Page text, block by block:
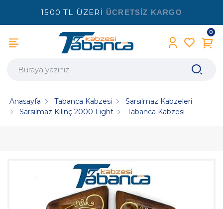
1500 TL ÜZERİ ÜCRETSİZ KARGO
0
Anasayfa Tabanca Kabzesi
Sarsılmaz Kabzeleri
Sarsılmaz Kılınç 2000 Light
Tabanca Kabzesi